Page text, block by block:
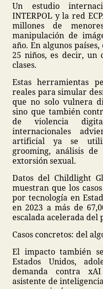
Un estudio
INTERPOL y la red
millones de
manipulación de
año. En algunos
25 niños, es decir, un
clases.
Estas herramientas
reales para simular
que no solo vulnera
sino que también
de violencia
internacionales
artificial ya se
grooming, análisis
extorsión sexual.
Datos del Childlight
muestran que los
por tecnología en
en 2023 a más de
escalada acelerada del
Casos concretos: del
El impacto también
Estados Unidos,
demanda contra
asistente de